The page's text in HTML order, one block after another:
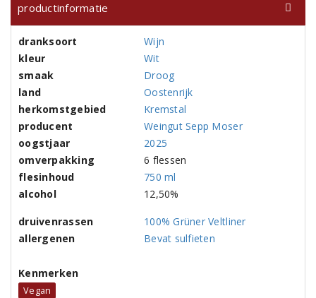
productinformatie
dranksoort
Wijn
kleur
Wit
smaak
Droog
land
Oostenrijk
herkomstgebied
Kremstal
producent
Weingut Sepp Moser
oogstjaar
2025
omverpakking
6 flessen
flesinhoud
750 ml
alcohol
12,50%
druivenrassen
100% Grüner Veltliner
allergenen
Bevat sulfieten
Kenmerken
Vegan